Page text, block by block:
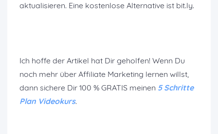
aktualisieren. Eine kostenlose Alternative ist bit.ly.
Ich hoffe der Artikel hat Dir geholfen! Wenn Du
noch mehr über Affiliate Marketing lernen willst,
dann sichere Dir 100 % GRATIS meinen 5 Schritte
Plan Videokurs.